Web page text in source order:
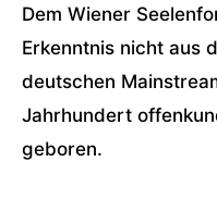
Dem Wiener
Erkenntnis nicht aus
deutschen
Jahrhundert
geboren.